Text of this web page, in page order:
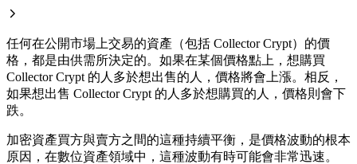
任何在公開市場上交易的資產（包括 Collector Crypt）的價
格，都是由供需所決定的。如果在某個價格點上，想購買
Collector Crypt 的人多於想出售的人，價格將會上漲。相反，
如果想出售 Collector Crypt 的人多於想購買的人，價格則會下
跌。
加密資產買方與賣方之間的這種持續平衡，是價格波動的根本
原因，在數位資產領域中，這種波動有時可能會非常迅速。